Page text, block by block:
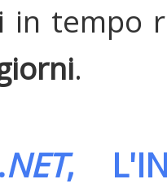
in tempo
.
NET,